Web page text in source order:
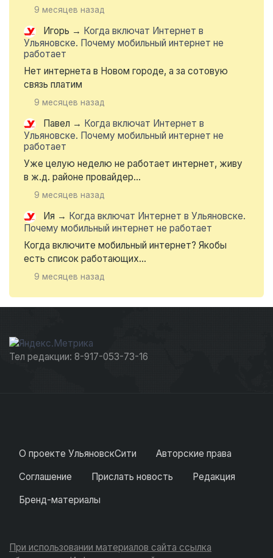
9 месяцев назад
Игорь → Когда включат Интернет в
Ульяновске. Почему мобильный интернет не
работает
Нет интернета в Новом городе, а за сотовую
связь платим
9 месяцев назад
Павел → Когда включат Интернет в
Ульяновске. Почему мобильный интернет не
работает
Уже целую неделю не работает интернет, живу
в ж.д. районе провайдер...
9 месяцев назад
Ия → Когда включат Интернет в Ульяновске.
Почему мобильный интернет не работает
Когда включите мобильный интернет? Якобы
есть список работающих...
9 месяцев назад
Тел редакции: 8-917-053-73-16
О проекте УльяновскСити
Авторские права
Соглашение
Прислать новость
Редакция
Бренд-материалы
При использовании материалов сайта ссылка